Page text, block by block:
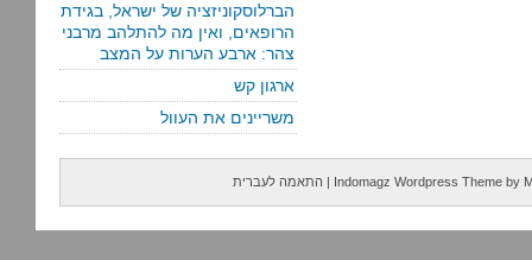
הברלוסקוניזציה של ישראל, בגידת
הרופאים, ואין מה להתלהב מרבני
צהר: ארבע הערות על המצב
ארגון קש
משריינים את העוול
Indomagz Wordpress Theme by
| התאמה לעברית